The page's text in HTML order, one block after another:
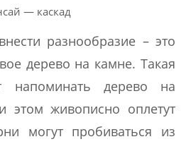
— каскад
разнообразие – это
дерево на камне. Такая
напоминать дерево на
этом живописно оплетут
могут пробиваться из